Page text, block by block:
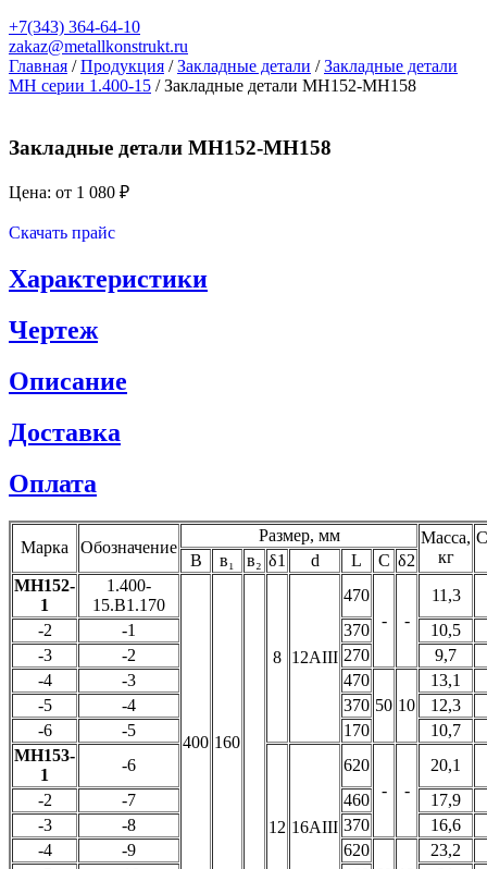
+7(343) 364-64-10
zakaz@metallkonstrukt.ru
Главная / Продукция / Закладные детали / Закладные детали
МН серии 1.400-15 / Закладные детали МН152-МН158
Закладные детали МН152-МН158
Цена: от 1 080 ₽
Скачать прайс
Характеристики
Чертеж
Описание
Доставка
Оплата
Марка Обозначение
Размер, мм
Масса,
кг
В
в₁ в₂ δ1 d L C δ2
МН152-
1
1.400-
15.В1.170
400 160
8 12AIII
470
-
-
11,3
-2
-1 370
10,5
-3
-2 270
9,7
-4
-3
470
50 10
13,1
-5
-4 370
12,3
-6
-5 170
10,7
МН153-
1
-6
12 16AIII
620
-
-
20,1
-2
-7 460
17,9
-3
-8 370
16,6
-4
-9
620
23,2